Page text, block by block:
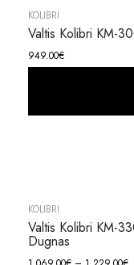
KOLIBRI
Valtis Kolibri KM-
949.00€
KOLIBRI
Valtis Kolibri KM-
Dugnas